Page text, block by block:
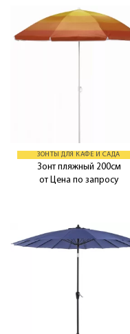
ЗОНТЫ ДЛЯ КАФЕ И САДА
Зонт пляжный 200см
от Цена по запросу